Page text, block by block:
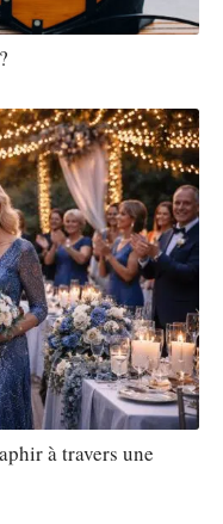
à travers une